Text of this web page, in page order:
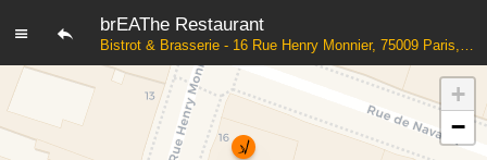
brEAThe Restaurant
Bistrot & Brasserie - 16 Rue Henry Monnier, 75009 Paris, France
+
−